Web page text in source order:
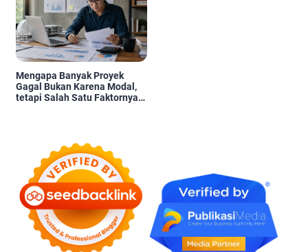
Mengapa Banyak Proyek
Gagal Bukan Karena Modal,
tetapi Salah Satu Faktornya